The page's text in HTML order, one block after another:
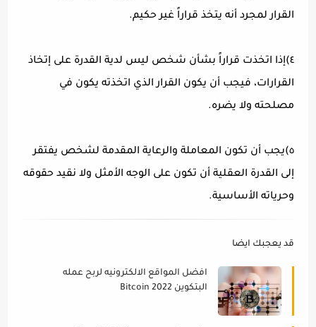
القرار لمجرد أنه يتخذ قراراً غير حكيم.
٤)إذا اتخذت قراراً بشأن شخص ليس لدية القدرة على إتخاذ
القرارات، فيجب أن يكون القرار الذي اتخذته يكون في
مصلحته ولا يضره.
٥)يجب أن تكون المعاملة والرعاية المقدمة لشخص يفتقر
إلى القدرة العقلية أن تكون على الوجه الأمثل ولا نقيد حقوقه
وحرياته الأساسية.
قد يعجبك ايضا
افضل المواقع الالكترونيه لربح عمله
البتكوين Bitcoin 2022